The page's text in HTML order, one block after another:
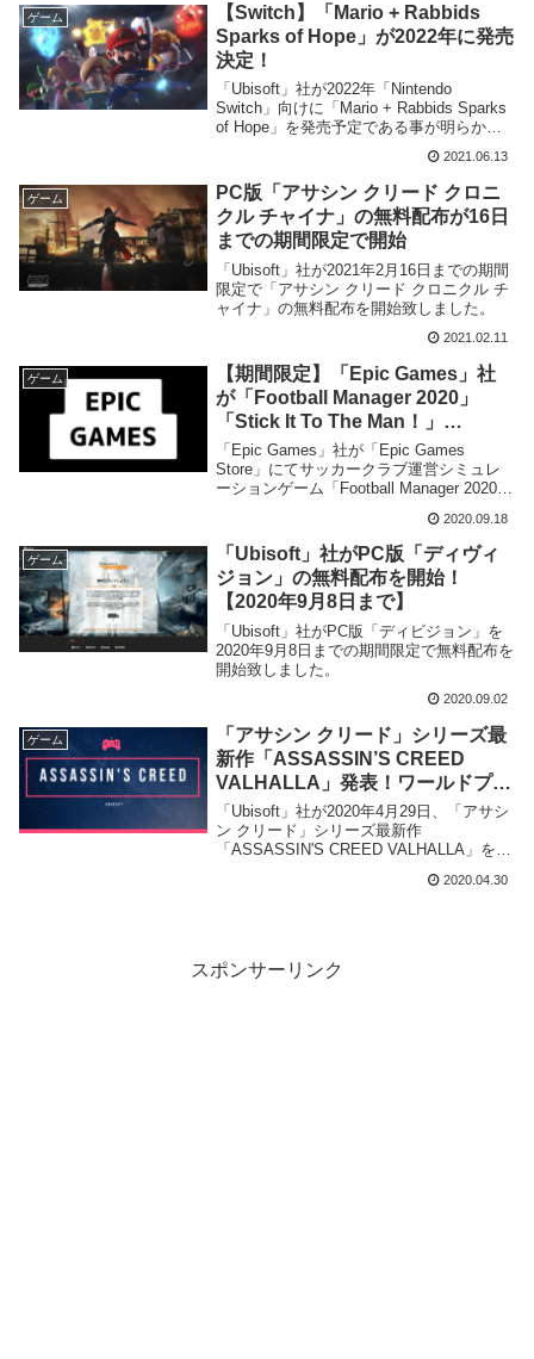
ゲーム
【Switch】「Mario + Rabbids
Sparks of Hope」が2022年に発売
決定！
「Ubisoft」社が2022年「Nintendo
Switch」向けに「Mario + Rabbids Sparks
of Hope」を発売予定である事が明らかと
2021.06.13
ゲーム
PC版「アサシン クリード クロニ
クル チャイナ」の無料配布が16日
までの期間限定で開始
「Ubisoft」社が2021年2月16日までの期間
限定で「アサシン クリード クロニクル チ
ャイナ」の無料配布を開始致しました。
2021.02.11
ゲーム
【期間限定】「Epic Games」社
が「Football Manager 2020」
「Stick It To The Man！」
「Watch Dogs 2」の無料配布を開
始！
「Epic Games」社が「Epic Games
Store」にてサッカークラブ運営シミュレ
ーションゲーム「Football Manager 2020」
Man！」、オープンワールドアクションゲ
ーム「Watch Dogs 2」の3タイトルを2020
年9月24日終日までの無料配布を開始致し
ました。
2020.09.18
ゲーム
「Ubisoft」社がPC版「ディヴィ
ジョン」の無料配布を開始！
【2020年9月8日まで】
「Ubisoft」社がPC版「ディビジョン」を
2020年9月8日までの期間限定で無料配布を
開始致しました。
2020.09.02
ゲーム
「アサシン クリード」シリーズ最
新作「ASSASSIN’S CREED
VALHALLA」発表！ワールドプレ
ミアトレーラーは日本時間2020年
5月1日0時に公開予定
「Ubisoft」社が2020年4月29日、「アサシ
ン クリード」シリーズ最新作
「ASSASSIN'S CREED VALHALLA」を発
2020.04.30
スポンサーリンク